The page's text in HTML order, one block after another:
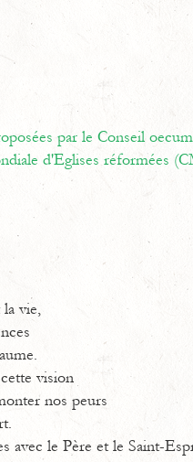
par le Conseil
d'Eglises réformées
vie,
vision
nos peurs
avec le Père et le Saint-